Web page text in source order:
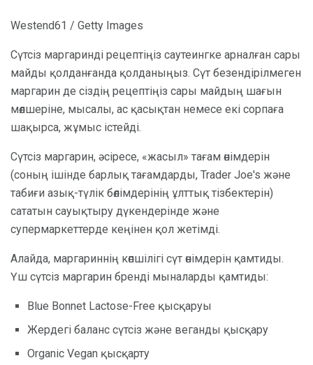
Westend61 / Getty Images
Сүтсіз маргаринді рецептіңіз саутеингке арналған сары
майды қолданғанда қолданыңыз. Сүт безендірілмеген
маргарин де сіздің рецептіңіз сары майдың шағын
мөлшеріне, мысалы, ас қасықтан немесе екі сорпаға
шақырса, жұмыс істейді.
Сүтсіз маргарин, әсіресе, «жасыл» тағам өнімдерін
(соның ішінде барлық тағамдарды, Trader Joe's және
табиғи азық-түлік бөлімдерінің ұлттық тізбектерін)
сататын сауықтыру дүкендерінде және
супермаркеттерде кеңінен қол жетімді.
Алайда, маргариннің көпшілігі сүт өнімдерін қамтиды.
Үш сүтсіз маргарин бренді мыналарды қамтиды:
Blue Bonnet Lactose-Free қысқаруы
Жердегі баланс сүтсіз және веганды қысқару
Organic Vegan қысқарту